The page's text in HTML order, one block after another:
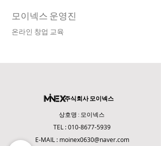
모이넥스 운영진
온라인 창업 교육
주식회사 모이넥스
상호명 : 모이넥스
TEL :010-8677-5939
E-MAIL : moinex0630@naver.com